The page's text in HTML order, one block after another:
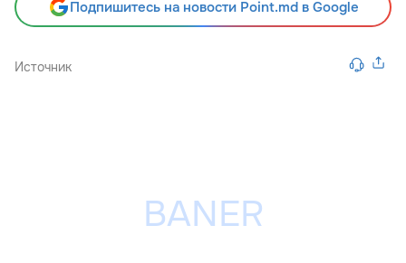
Подпишитесь на новости Point.md в Google
Источник